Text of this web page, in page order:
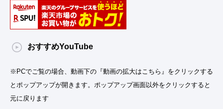
おすすめYouTube
※PCでご覧の場合、動画下の『動画の拡大はこちら』をクリックする
とポップアップが開きます。ポップアップ画面以外をクリックすると
元に戻ります